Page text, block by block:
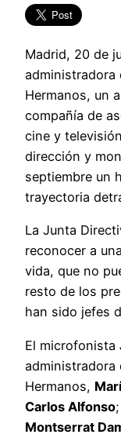
Madrid, 20 de
administradora
Hermanos, un
compañía de
cine y
dirección y
septiembre un
trayectoria
La Junta
reconocer a
vida, que no
resto de los
han sido jefes
El microfonista
administradora
Hermanos,
Carlos Alfonso
Montserrat